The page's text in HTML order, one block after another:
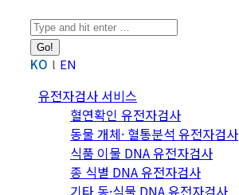
Search:
KO EN
유전자검사 서비스
혈연확인 유전자검사
동물 개체· 혈통분석 유전자검사
식품 이물 DNA 유전자검사
종 식별 DNA 유전자검사
기타 동·식물 DNA 유전자검사